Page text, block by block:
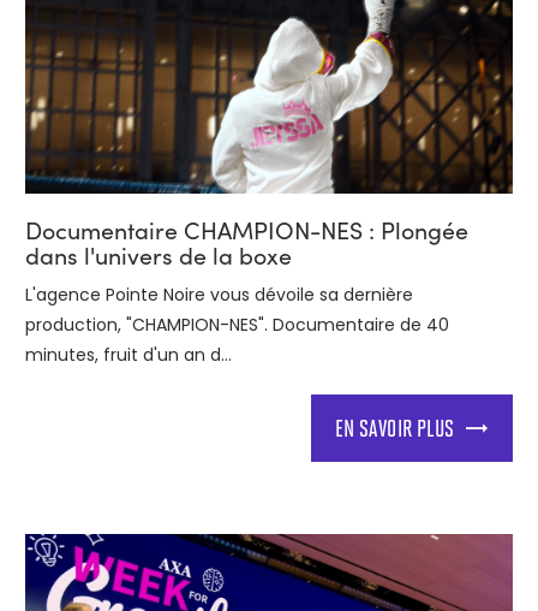
Documentaire CHAMPION-NES : Plongée
dans l'univers de la boxe
L'agence Pointe Noire vous dévoile sa dernière
production, "CHAMPION-NES". Documentaire de 40
minutes, fruit d'un an d...
EN SAVOIR PLUS